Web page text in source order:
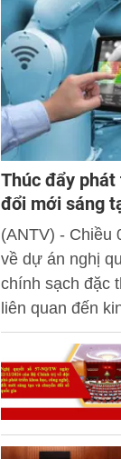
Thúc đẩy
đổi mới sáng
(ANTV) - Chiều
về dự án nghị
chính sạch đặc
liên quan đến
và ứng dụng
tạo và chuyển